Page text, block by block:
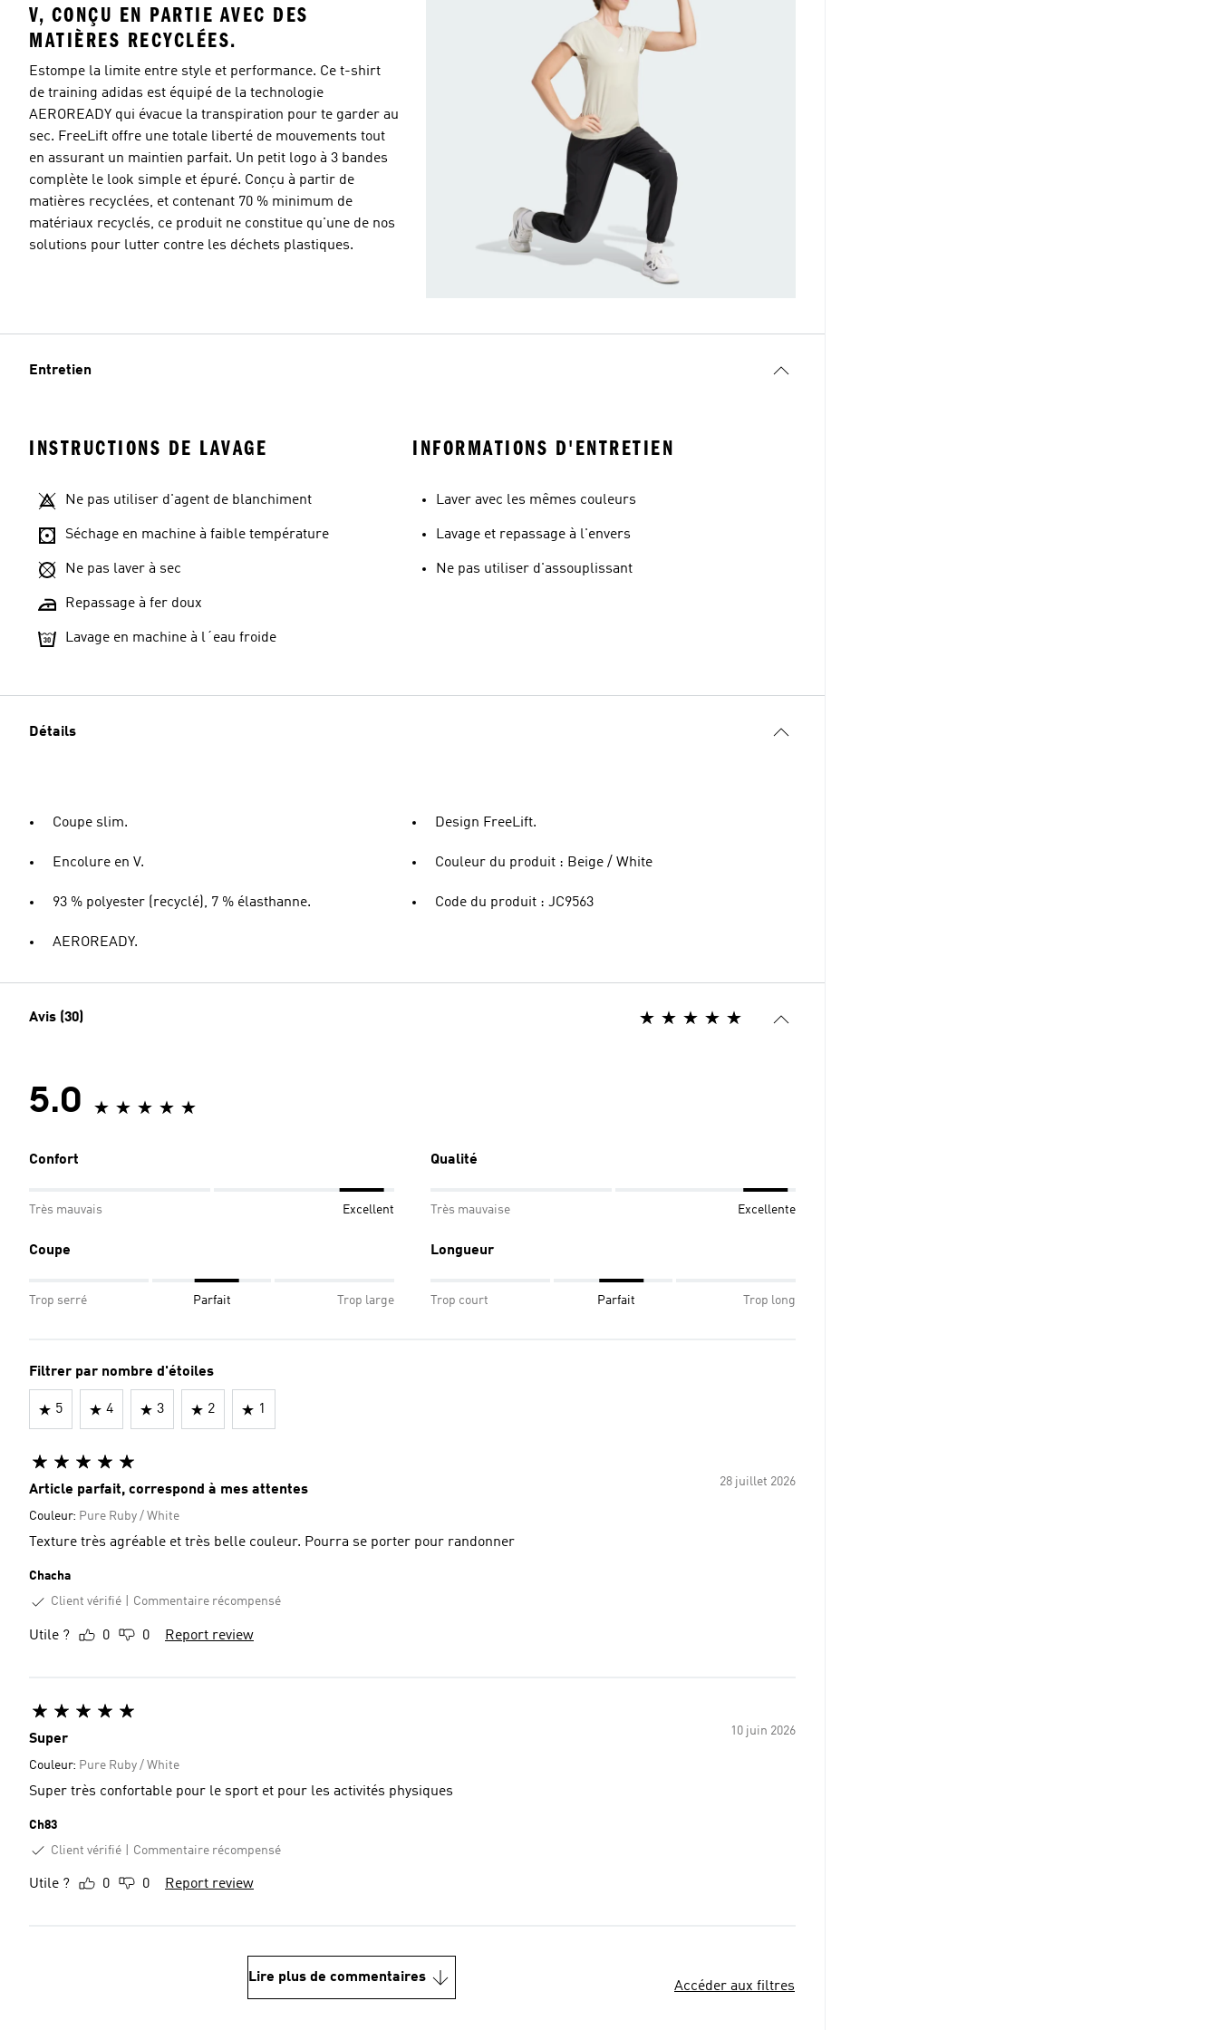
V, CONÇU EN PARTIE AVEC DES
MATIÈRES RECYCLÉES.
Estompe la limite entre style et performance. Ce t-shirt
de training adidas est équipé de la technologie
AEROREADY qui évacue la transpiration pour te garder au
sec. FreeLift offre une totale liberté de mouvements tout
en assurant un maintien parfait. Un petit logo à 3 bandes
complète le look simple et épuré. Conçu à partir de
matières recyclées, et contenant 70 % minimum de
matériaux recyclés, ce produit ne constitue qu'une de nos
solutions pour lutter contre les déchets plastiques.
Entretien
INSTRUCTIONS DE LAVAGE
Ne pas utiliser d'agent de blanchiment
Séchage en machine à faible température
Ne pas laver à sec
Repassage à fer doux
Lavage en machine à l´eau froide
INFORMATIONS D'ENTRETIEN
Laver avec les mêmes couleurs
Lavage et repassage à l'envers
Ne pas utiliser d'assouplissant
Détails
Coupe slim.
Encolure en V.
93 % polyester (recyclé), 7 % élasthanne.
AEROREADY.
Design FreeLift.
Couleur du produit : Beige / White
Code du produit : JC9563
Avis (30)
5.0
Confort
Très mauvais Excellent
Qualité
Très mauvaise Excellente
Coupe
Trop serré Parfait Trop large
Longueur
Trop court Parfait Trop long
Filtrer par nombre d'étoiles
5 4 3 2 1
28 juillet 2026
Article parfait, correspond à mes attentes
Couleur: Pure Ruby / White
Texture très agréable et très belle couleur. Pourra se porter pour randonner
Chacha
Client vérifié
Commentaire récompensé
Utile ? 0 0 Report review
10 juin 2026
Super
Couleur: Pure Ruby / White
Super très confortable pour le sport et pour les activités physiques
Ch83
Client vérifié
Commentaire récompensé
Utile ? 0 0 Report review
Lire plus de commentaires
Accéder aux filtres